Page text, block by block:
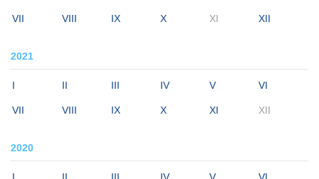
VII VIII IX X XI XII
2021
I II III IV V VI
VII VIII IX X XI XII
2020